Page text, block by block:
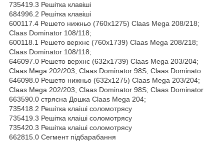
735419.3 Решітка клавіші
684996.2 Решітка клавіші
600117.4 Решето нижньо (760х1275) Claas Mega 208/218;
Claas Dominator 108/118;
600118.1 Решето верхнє (760х1739) Claas Mega 208/218;
Claas Dominator 108/118;
646097.0 Решето верхнє (632х1739) Claas Mega 203/204;
Claas Mega 202/203; Claas Dominator 98S; Claas Dominato
646098.0 Решето нижньо (632х1275) Claas Mega 203/204;
Claas Mega 202/203; Claas Dominator 98S; Claas Dominator
663590.0 стрясна Дошка Claas Mega 204;
735418.2 Решітка клаіші соломотрясу
735419.3 Решітка клаіші соломотрясу
735420.3 Решітка клаіші соломотрясу
662815.0 Сегмент підбарабання